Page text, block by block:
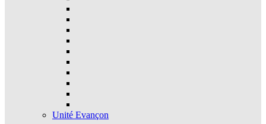
Unité Evançon